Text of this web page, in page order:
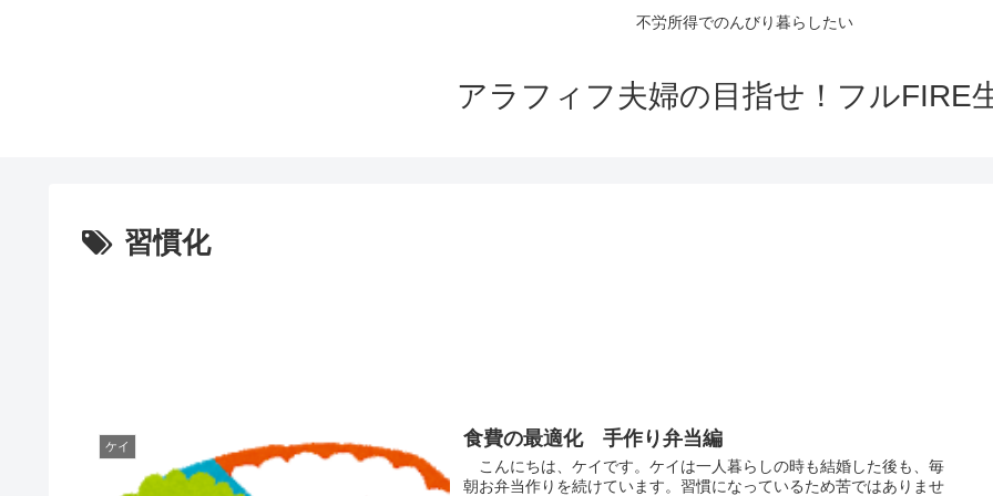
不労所得でのんびり暮らしたい
アラフィフ夫婦の目指せ！フルFIRE
習慣化
ケイ 食費の最適化 手作り弁当編
こんにちは、ケイです。ケイは一人暮らしの時も結婚した後も、毎
朝お弁当作りを続けています。習慣になっているため苦ではありませ